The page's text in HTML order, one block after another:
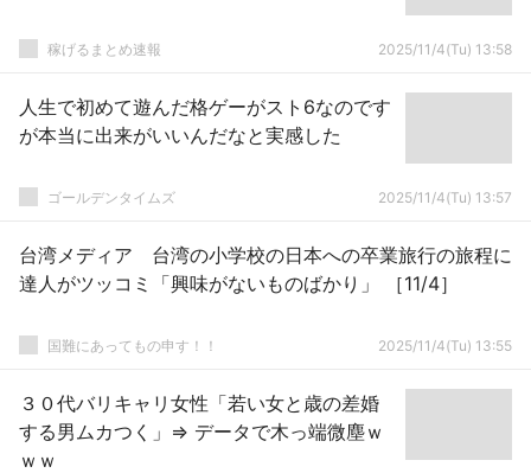
稼げるまとめ速報 2025/11/4(Tu) 13:58
人生で初めて遊んだ格ゲーがスト6なのです
が本当に出来がいいんだなと実感した
ゴールデンタイムズ 2025/11/4(Tu) 13:57
台湾メディア 台湾の小学校の日本への卒業旅行の旅程に
達人がツッコミ「興味がないものばかり」 ［11/4］
国難にあってもの申す！！ 2025/11/4(Tu) 13:55
３０代バリキャリ女性「若い女と歳の差婚
する男ムカつく」⇒ データで木っ端微塵ｗ
ｗｗ